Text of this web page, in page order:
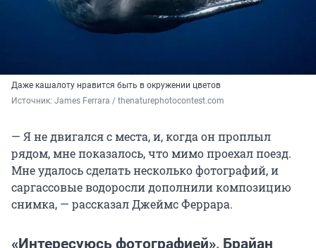
Даже кашалоту нравится быть в окружении цветов
Источник: James Ferrara / thenaturephotocontest.com
— Я не двигался с места, и, когда он проплыл
рядом, мне показалось, что мимо проехал поезд.
Мне удалось сделать несколько фотографий, и
саргассовые водоросли дополнили композицию
снимка, — рассказал Джеймс Феррара.
«Интересуюсь фотографией», Брайан